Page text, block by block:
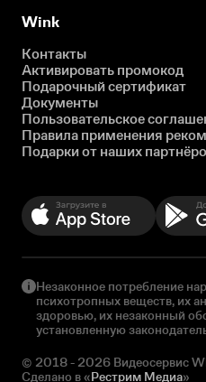
Wink
Контакты
Активировать промокод
Подарочный сертификат
Документы
Пользовательское
Правила применения
Подарки от наших
Незаконное потребление
психотропных веществ, их
здоровью, их незаконный
установленную
© 2018 - 2026 Видеосервис
Сделано в «Рестрим Медиа»